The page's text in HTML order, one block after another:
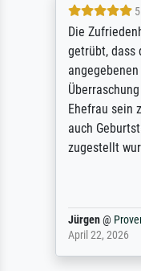
Die
getrübt, dass
Ehefrau sein
auch
zugestellt
Jürgen@
April 22, 2026